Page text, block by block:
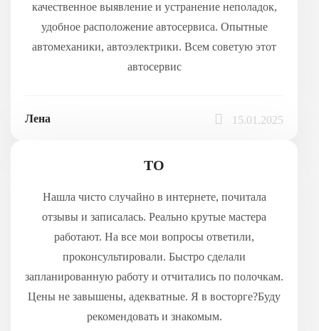
качественное выявление и устранение неполадок,
удобное расположение автосервиса. Опытные
автомеханики, автоэлектрики. Всем советую этот
автосервис
Лена 15.01.2025
ТО
Нашла чисто случайно в интернете, почитала
отзывы и записалась. Реально крутые мастера
работают. На все мои вопросы ответили,
проконсультировали. Быстро сделали
запланированную работу и отчитались по полочкам.
Цены не завышены, адекватные. Я в восторге?Буду
рекомендовать и знакомым.